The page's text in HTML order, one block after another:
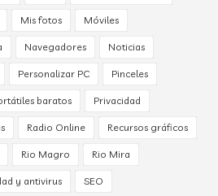
Mis fotos Móviles
Navegadores Noticias
Personalizar PC Pinceles
baratos Privacidad
Radio Online Recursos gráficos
Rio Magro Rio Mira
y antivirus SEO